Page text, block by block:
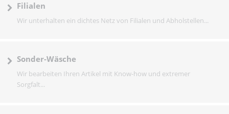
Filialen
Wir unterhalten ein dichtes Netz von Filialen und Abholstellen...
Sonder-Wäsche
Wir bearbeiten Ihren Artikel mit Know-how und extremer
Sorgfalt...